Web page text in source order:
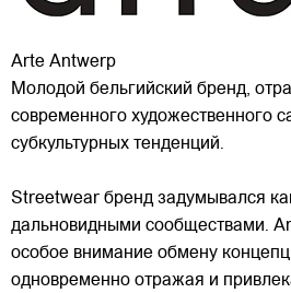
Arte Antwerp
Молодой бельгийский бренд,
современного художественного
субкультурных тенденций.
Streetwear бренд задумывался
дальновидными сообществами.
особое внимание обмену
одновременно отражая и